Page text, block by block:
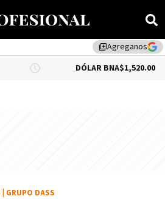
library_addAgreganos
DÓLAR BNA $1,520.00
GRUPO DASS